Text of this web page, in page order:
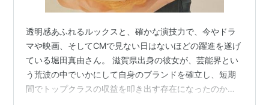
透明感あふれるルックスと、確かな演技力で、今やドラ
マや映画、そしてCMで見ない日はないほどの躍進を遂げ
ている堀田真由さん。 滋賀県出身の彼女が、芸能界とい
う荒波の中でいかにして自身のブランドを確立し、短期
間でトップクラスの収益を叩き出す存在になったのか。